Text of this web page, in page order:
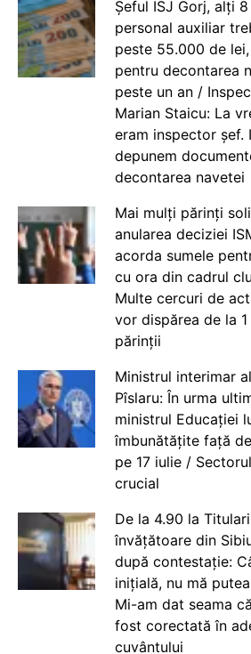
Șeful ISJ Gorj, alți
personal auxiliar
peste 55.000 de
pentru decontarea
peste un an /
Marian Staicu: La
eram inspector șef.
depunem
decontarea navetei
Mai mulți părinți
anularea deciziei
acorda sumele
cu ora din cadrul
Multe cercuri de
vor dispărea de la
părinții
Ministrul interimar
Pîslaru: În urma
ministrul Educației
îmbunătățite față
pe 17 iulie /
crucial
De la 4.90 la
învățătoare din
după contestație:
inițială, nu mă
Mi-am dat seama
fost corectată în
cuvântului